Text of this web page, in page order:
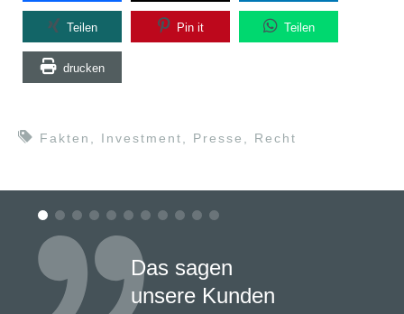
Teilen Pin it Teilen
drucken
Fakten Investment Presse Recht
Das sagen
unsere Kunden